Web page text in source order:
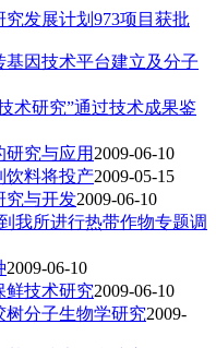
发展计划973项目获批
因技术平台建立及分子
术研究”通过技术成果鉴
究与应用 2009-06-10
饮料将投产2009-05-15
究与开发2009-06-10
我所进行热带作物专题调
2009-06-10
鲜技术研究2009-06-10
树分子生物学研究2009-